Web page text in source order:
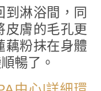
到淋浴間，同
皮膚的毛孔更
藕粉抹在身體
暢了。